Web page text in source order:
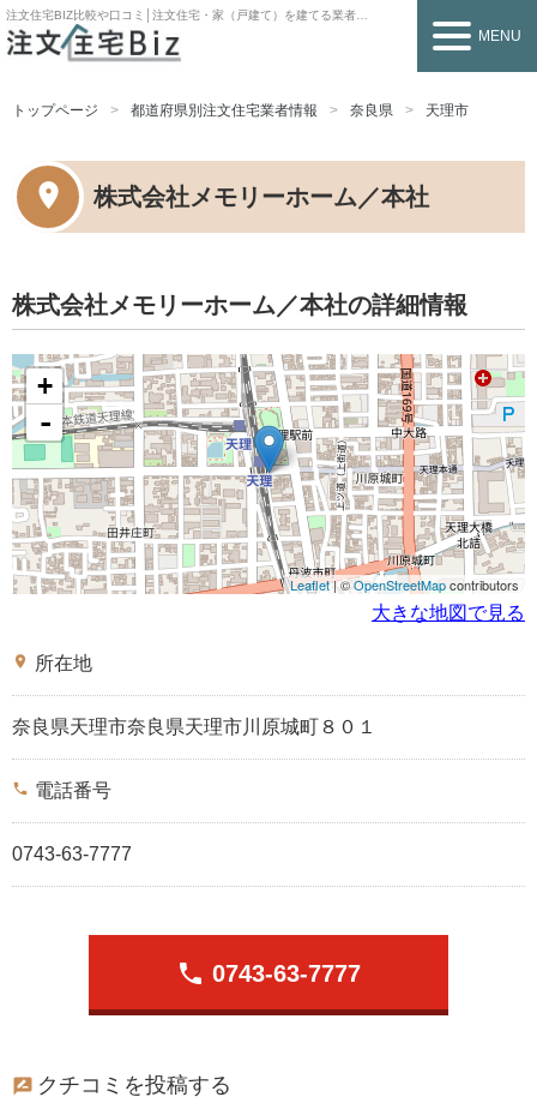
注文住宅BIZ比較や口コミ│注文住宅・家（戸建て）を建てる業者を探すなら
MENU
トップページ 都道府県別注文住宅業者情報 奈良県 天理市
株式会社メモリーホーム／本社
株式会社メモリーホーム／本社の詳細情報
+
-
Leaflet| ©OpenStreetMapcontributors
大きな地図で見る
place 所在地
奈良県天理市奈良県天理市川原城町８０１
phone 電話番号
0743-63-7777
phone 0743-63-7777
クチコミを投稿する